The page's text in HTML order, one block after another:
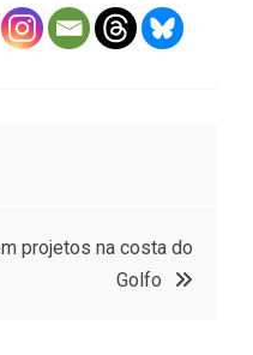
projetos na costa do
Golfo